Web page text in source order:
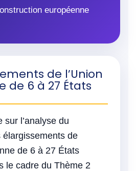
européenne
de l’Union
de 6 à 27 États
sur l’analyse du
de
de 6 à 27 États
le cadre du Thème 2